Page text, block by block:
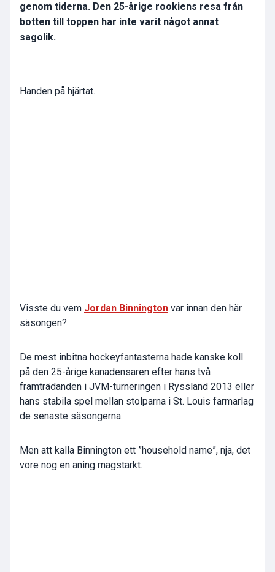
genom tiderna. Den 25-årige rookiens resa från
botten till toppen har inte varit något annat
sagolik.
Handen på hjärtat.
Visste du vem Jordan Binnington var innan den här
säsongen?
De mest inbitna hockeyfantasterna hade kanske koll
på den 25-årige kanadensaren efter hans två
framträdanden i JVM-turneringen i Ryssland 2013 eller
hans stabila spel mellan stolparna i St. Louis farmarlag
de senaste säsongerna.
Men att kalla Binnington ett ”household name”, nja, det
vore nog en aning magstarkt.